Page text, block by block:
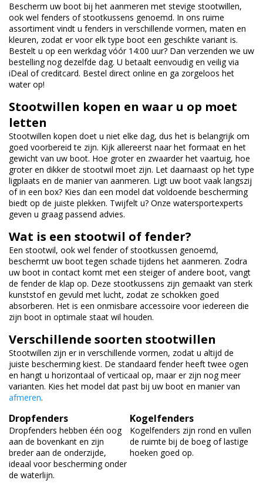
Bescherm uw boot bij het aanmeren met stevige stootwillen,
ook wel fenders of stootkussens genoemd. In ons ruime
assortiment vindt u fenders in verschillende vormen, maten en
kleuren, zodat er voor elk type boot een geschikte variant is.
Bestelt u op een werkdag vóór 14:00 uur? Dan verzenden we uw
bestelling nog dezelfde dag. U betaalt eenvoudig en veilig via
iDeal of creditcard. Bestel direct online en ga zorgeloos het
water op!
Stootwillen kopen en waar u op moet
letten
Stootwillen kopen doet u niet elke dag, dus het is belangrijk om
goed voorbereid te zijn. Kijk allereerst naar het formaat en het
gewicht van uw boot. Hoe groter en zwaarder het vaartuig, hoe
groter en dikker de stootwil moet zijn. Let daarnaast op het type
ligplaats en de manier van aanmeren. Ligt uw boot vaak langszij
of in een box? Kies dan een model dat voldoende bescherming
biedt op de juiste plekken. Twijfelt u? Onze watersportexperts
geven u graag passend advies.
Wat is een stootwil of fender?
Een stootwil, ook wel fender of stootkussen genoemd,
beschermt uw boot tegen schade tijdens het aanmeren. Zodra
uw boot in contact komt met een steiger of andere boot, vangt
de fender de klap op. Deze stootkussens zijn gemaakt van sterk
kunststof en gevuld met lucht, zodat ze schokken goed
absorberen. Het is een onmisbare accessoire voor iedereen die
zijn boot in optimale staat wil houden.
Verschillende soorten stootwillen
Stootwillen zijn er in verschillende vormen, zodat u altijd de
juiste bescherming kiest. De standaard fender heeft twee ogen
en hangt u horizontaal of verticaal op, maar er zijn nog meer
varianten. Kies het model dat past bij uw boot en manier van
afmeren.
Dropfenders
Dropfenders hebben één oog
aan de bovenkant en zijn
breder aan de onderzijde,
ideaal voor bescherming onder
de waterlijn.
Kogelfenders
Kogelfenders zijn rond en vullen
de ruimte bij de boeg of lastige
hoeken goed op.